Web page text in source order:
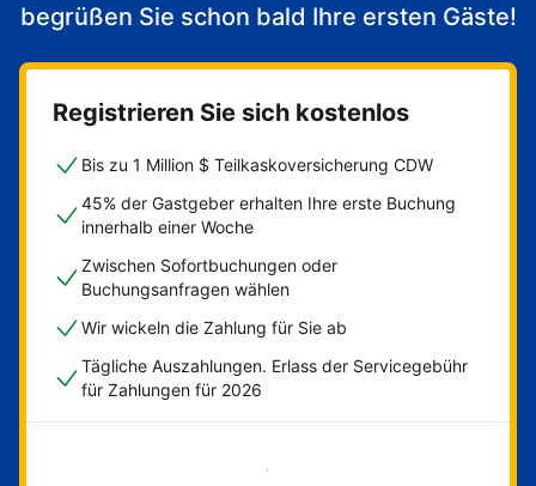
begrüßen Sie schon bald Ihre ersten Gäste!
Registrieren Sie sich kostenlos
Bis zu 1 Million $ Teilkaskoversicherung CDW
45% der Gastgeber erhalten Ihre erste Buchung
innerhalb einer Woche
Zwischen Sofortbuchungen oder
Buchungsanfragen wählen
Wir wickeln die Zahlung für Sie ab
Tägliche Auszahlungen. Erlass der Servicegebühr
für Zahlungen für 2026
Jetzt loslegen